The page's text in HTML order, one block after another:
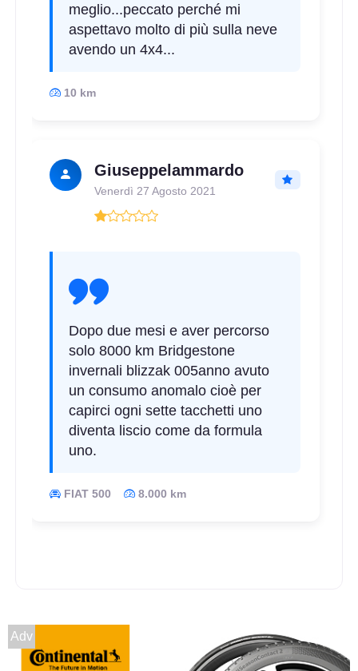
meglio...peccato perché mi
aspettavo molto di più sulla neve
avendo un 4x4...
10 km
Giuseppelammardo
Venerdì 27 Agosto 2021
Dopo due mesi e aver percorso
solo 8000 km Bridgestone
invernali blizzak 005anno avuto
un consumo anomalo cioè per
capirci ogni sette tacchetti uno
diventa liscio come da formula
uno.
FIAT 500 8.000 km
Adv